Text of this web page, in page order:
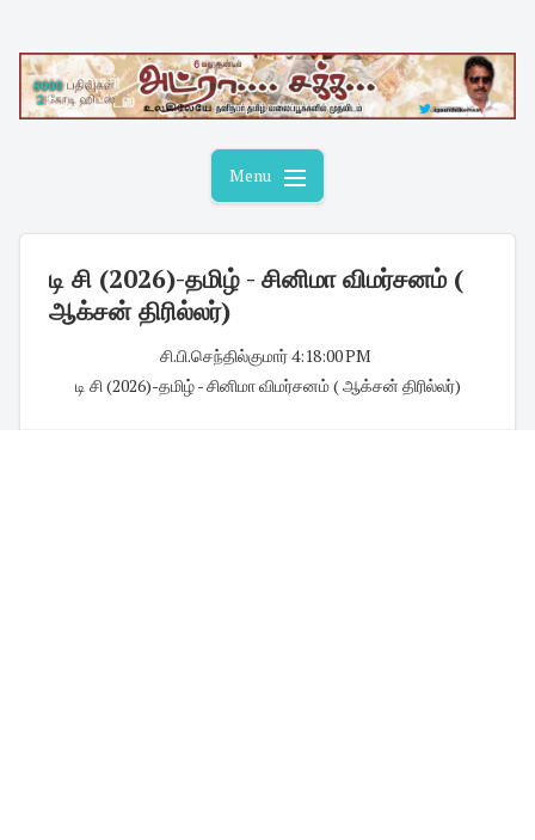
content
Menu
டி சி (2026)-தமிழ் - சினிமா விமர்சனம் (
ஆக்சன் திரில்லர்)
சி.பி.செந்தில்குமார்4:18:00 PM
டி சி (2026)-தமிழ் - சினிமா விமர்சனம் ( ஆக்சன் திரில்லர்)